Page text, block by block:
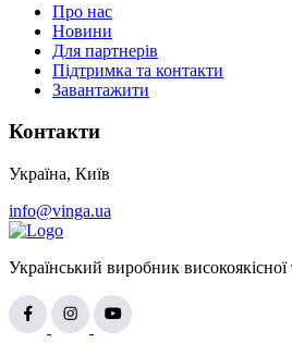
Про нас
Новини
Для партнерів
Підтримка та контакти
Завантажити
Контакти
Україна, Київ
info@vinga.ua
Український виробник високоякісної